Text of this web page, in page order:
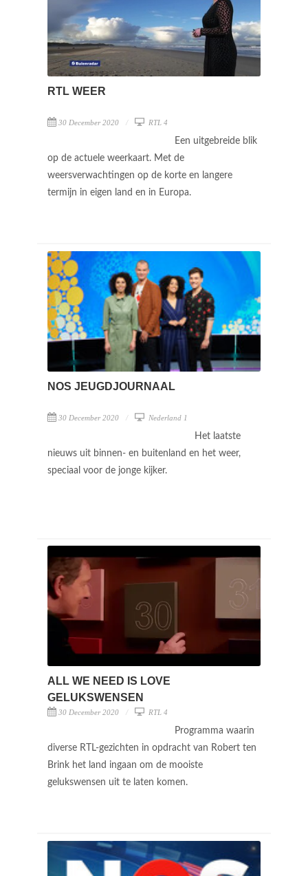
RTL WEER
30 December 2020 RTL 4
Een uitgebreide blik
op de actuele weerkaart. Met de
weersverwachtingen op de korte en langere
termijn in eigen land en in Europa.
NOS JEUGDJOURNAAL
30 December 2020 Nederland 1
Het laatste
nieuws uit binnen- en buitenland en het weer,
speciaal voor de jonge kijker.
ALL WE NEED IS LOVE
GELUKSWENSEN
30 December 2020 RTL 4
Programma waarin
diverse RTL-gezichten in opdracht van Robert ten
Brink het land ingaan om de mooiste
gelukswensen uit te laten komen.